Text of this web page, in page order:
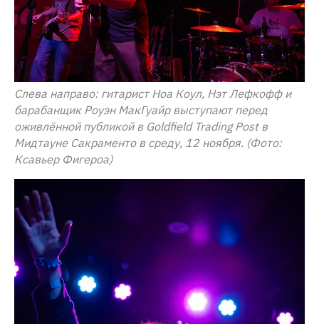
Слева направо: гитарист Ноа Коул, Нэт Лефкофф и
барабанщик Роуэн МакГуайр выступают перед
оживлённой публикой в Goldfield Trading Post в
Мидтауне Сакраменто в среду, 12 ноября. (Фото:
Ксавьер Фигероа)